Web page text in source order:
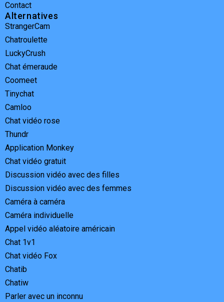
Contact
Alternatives
StrangerCam
Chatroulette
LuckyCrush
Chat émeraude
Coomeet
Tinychat
Camloo
Chat vidéo rose
Thundr
Application Monkey
Chat vidéo gratuit
Discussion vidéo avec des filles
Discussion vidéo avec des femmes
Caméra à caméra
Caméra individuelle
Appel vidéo aléatoire américain
Chat 1v1
Chat vidéo Fox
Chatib
Chatiw
Parler avec un inconnu